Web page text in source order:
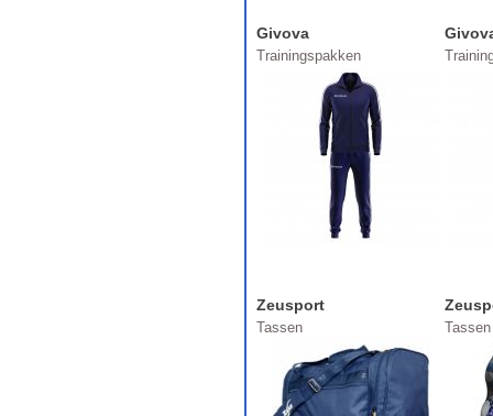
Givova
Trainingspakken
Zeusport
Tassen Tassen